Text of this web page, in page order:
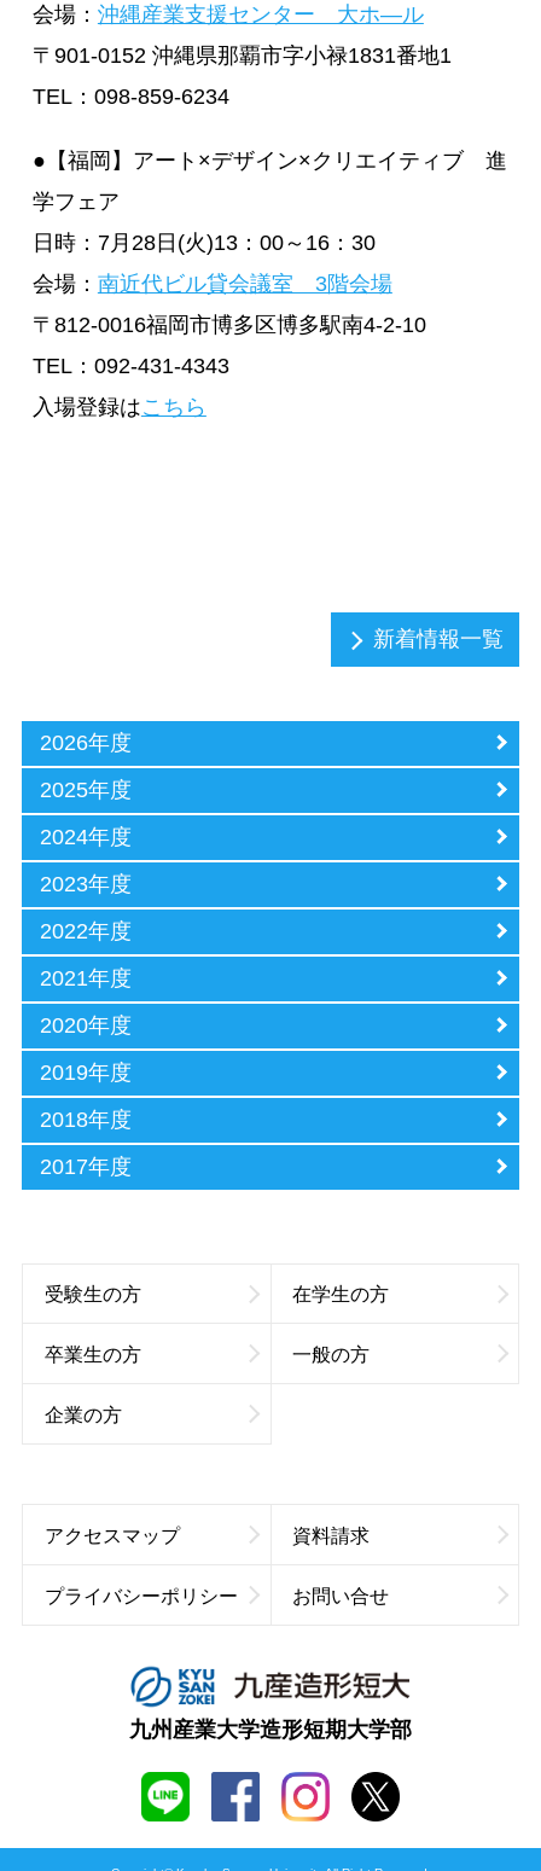
会場： 沖縄産業支援センター 大ホ―ル
〒901-0152 沖縄県那覇市字小禄1831番地1
TEL：098-859-6234
●【福岡】アート×デザイン×クリエイティブ 進
学フェア
日時：7月28日(火)13：00～16：30
会場： 南近代ビル貸会議室 3階会場
〒812-0016福岡市博多区博多駅南4-2-10
TEL：092-431-4343
入場登録はこちら
新着情報一覧
2026年度
2025年度
2024年度
2023年度
2022年度
2021年度
2020年度
2019年度
2018年度
2017年度
受験生の方 在学生の方
卒業生の方 一般の方
企業の方
アクセスマップ 資料請求
プライバシーポリシー お問い合せ
九州産業大学造形短期大学部